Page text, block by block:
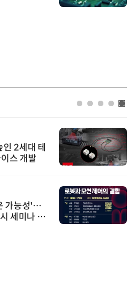
인 2세대 테
스 개발
가능성'…
세미나 페